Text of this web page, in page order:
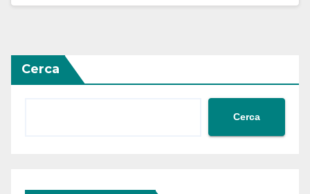
Cerca
Cerca